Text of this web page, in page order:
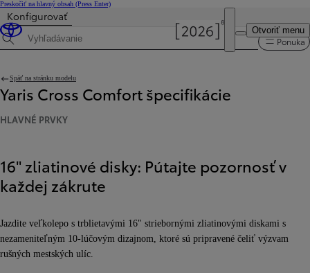
Preskočiť na hlavný obsah (Press Enter)
Otvoriť menu
Cena je aktualizovaná Cena vašej konfigurácie je 23 290 €.
Konfigurovať
Hľadaná špecifikácia Ponuka
Späť na stránku modelu
Yaris Cross Comfort špecifikácie
HLAVNÉ PRVKY
16" zliatinové disky: Pútajte pozornosť v
každej zákrute
Jazdite veľkolepo s trblietavými 16" striebornými zliatinovými diskami s
nezameniteľným 10-lúčovým dizajnom, ktoré sú pripravené čeliť výzvam
rušných mestských ulíc.